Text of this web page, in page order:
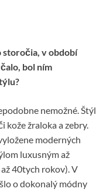
v období
bol ním
nemožné. Štýl
kože žraloka a zebry.
moderných
luxusným až
40tych rokov). V
o dokonalý módny